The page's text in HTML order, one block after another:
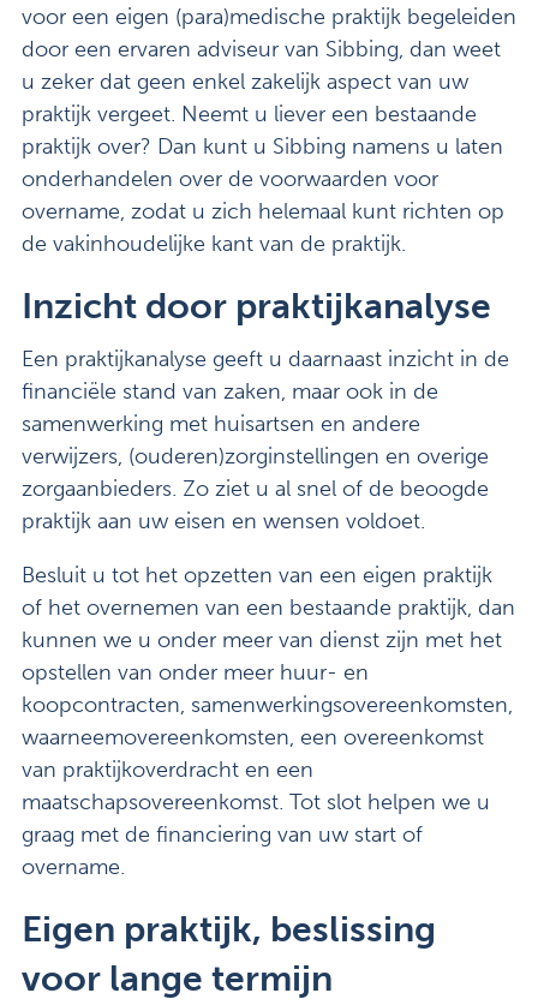
voor een eigen (para)medische praktijk begeleiden
door een ervaren adviseur van Sibbing, dan weet
u zeker dat geen enkel zakelijk aspect van uw
praktijk vergeet. Neemt u liever een bestaande
praktijk over? Dan kunt u Sibbing namens u laten
onderhandelen over de voorwaarden voor
overname, zodat u zich helemaal kunt richten op
de vakinhoudelijke kant van de praktijk.
Inzicht door praktijkanalyse
Een praktijkanalyse geeft u daarnaast inzicht in de
financiële stand van zaken, maar ook in de
samenwerking met huisartsen en andere
verwijzers, (ouderen)zorginstellingen en overige
zorgaanbieders. Zo ziet u al snel of de beoogde
praktijk aan uw eisen en wensen voldoet.
Besluit u tot het opzetten van een eigen praktijk
of het overnemen van een bestaande praktijk, dan
kunnen we u onder meer van dienst zijn met het
opstellen van onder meer huur- en
koopcontracten, samenwerkingsovereenkomsten,
waarneemovereenkomsten, een overeenkomst
van praktijkoverdracht en een
maatschapsovereenkomst. Tot slot helpen we u
graag met de financiering van uw start of
overname.
Eigen praktijk, beslissing
voor lange termijn